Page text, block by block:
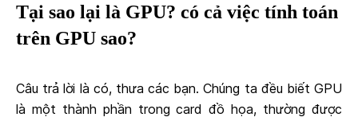
Tại sao lại là GPU? có cả việc tính toán
trên GPU sao?
Câu trả lời là có, thưa các bạn. Chúng ta đều biết GPU
là một thành phần trong card đồ họa, thường được